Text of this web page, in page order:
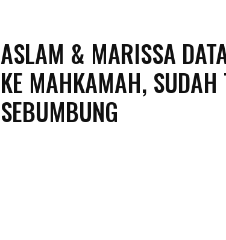
ASLAM & MARISSA
KE MAHKAMAH, SUDAH
SEBUMBUNG